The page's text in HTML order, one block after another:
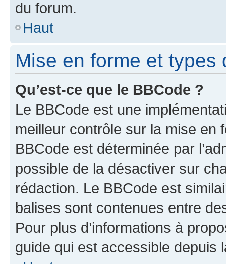
du forum.
Haut
Mise en forme et types
Qu’est-ce que le BBCode ?
Le BBCode est une
meilleur contrôle sur la mise en
BBCode est déterminée par
possible de la désactiver sur
rédaction. Le BBCode est
balises sont contenues entre
Pour plus d’informations à
guide qui est accessible depuis